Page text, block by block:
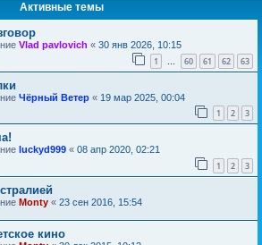
Активные темы
Vlad pavlovich « 30 янв 2026, 10:15
1 … 60 61 62 63
Чёрный Ветер « 19 мар 2025, 00:04
1 2 3
luckyd999 « 08 апр 2020, 02:21
1 2 3
Monty « 23 сен 2016, 15:54
кино